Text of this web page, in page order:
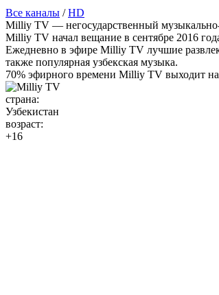
Все каналы /HD
Milliy TV — негосударственный музыкально-
Milliy TV начал вещание в сентябре 2016
Ежедневно в эфире Milliy TV лучшие
также популярная узбекская музыка.
70% эфирного времени Milliy TV выходит на
страна:
Узбекистан
возраст:
+16